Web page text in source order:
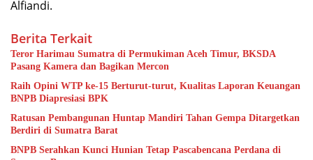
Alfiandi.
Berita Terkait
Teror Harimau Sumatra di Permukiman Aceh Timur, BKSDA
Pasang Kamera dan Bagikan Mercon
Raih Opini WTP ke-15 Berturut-turut, Kualitas Laporan Keuangan
BNPB Diapresiasi BPK
Ratusan Pembangunan Huntap Mandiri Tahan Gempa Ditargetkan
Berdiri di Sumatra Barat
BNPB Serahkan Kunci Hunian Tetap Pascabencana Perdana di